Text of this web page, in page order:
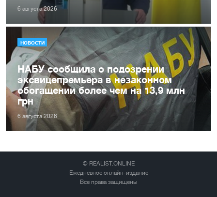
6 августа 2026
НОВОСТИ
НАБУ сообщила о подозрении
эксвицепремьера в незаконном
обогащении более чем на 13,9 млн
грн
6 августа 2026
© REALIST.ONLINE
Ежедневное онлайн-издание
Все права защищены